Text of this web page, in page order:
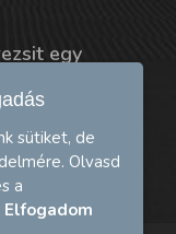
egy
sütiket, de
Olvasd
a
Elfogadom